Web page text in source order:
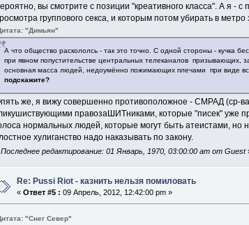
вы смотрите с позиции "креативного класса". А я -
группового секса, и которым потом убирать в
"Димьян"
А что общество раскололсь - так это точно. С одной стороны - кучка
при явном попустительстве центральных телеканалов призывающих,
основная масса людей, недоумённо пожимающих плечами при виде
подскажите?
же, я вижу совершенно противоположное - СМРАД (ср-
правозаШИТниками, которые "писек" уже
нормальных людей, которые могут быть атеистами, но
хулиганство надо наказывать по закону.
Последнее редактирование: 01 Январь, 1970, 03:00:00 am от Guest
Re: Pussi Riot - казнить нельзя помиловать
«Ответ #5 : 09 Апрель, 2012, 12:42:00 pm »
"Снег Север"